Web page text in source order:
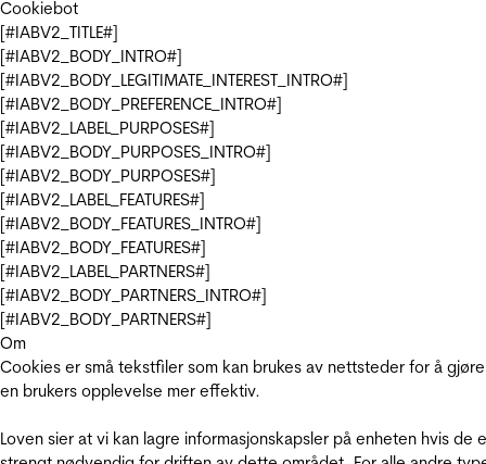
Cookiebot
[#IABV2_TITLE#]
[#IABV2_BODY_INTRO#]
[#IABV2_BODY_LEGITIMATE_INTEREST_INTRO#]
[#IABV2_BODY_PREFERENCE_INTRO#]
[#IABV2_LABEL_PURPOSES#]
[#IABV2_BODY_PURPOSES_INTRO#]
[#IABV2_BODY_PURPOSES#]
[#IABV2_LABEL_FEATURES#]
[#IABV2_BODY_FEATURES_INTRO#]
[#IABV2_BODY_FEATURES#]
[#IABV2_LABEL_PARTNERS#]
[#IABV2_BODY_PARTNERS_INTRO#]
[#IABV2_BODY_PARTNERS#]
Om
Cookies er små tekstfiler som kan brukes av nettsteder for å gjøre
en brukers opplevelse mer effektiv.
Loven sier at vi kan lagre informasjonskapsler på enheten hvis de